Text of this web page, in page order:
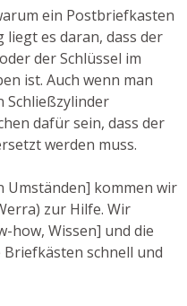
ein Postbriefkasten
es daran, dass der
der Schlüssel im
ist. Auch wenn man
Schließzylinder
dafür sein, dass der
werden muss.
Umständen] kommen wir
zur Hilfe. Wir
how, Wissen] und die
schnell und